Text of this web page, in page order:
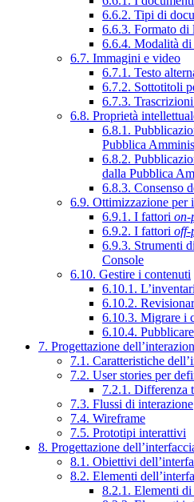
6.6.2. Tipi di
6.6.3. Formato di
6.6.4. Modalità di
6.7. Immagini e video
6.7.1. Testo
6.7.2. Sottotitoli
6.7.3.
6.8. Proprietà
6.8.1.
Pubblica
6.8.2.
dalla Pubblica
6.8.3. Consenso
6.9. Ottimizzazione per
6.9.1. I fattori on-
6.9.2. I fattori off-
6.9.3. Strumenti
Console
6.10. Gestire i contenuti
6.10.1.
6.10.2.
6.10.3. Migrare i
6.10.4.
7. Progettazione
7.1. Caratteristiche
7.2. User stories per
7.2.1. Differenza
7.3. Flussi di interazione
7.4. Wireframe
7.5. Prototipi interattivi
8. Progettazione
8.1. Obiettivi
8.2. Elementi
8.2.1. Elementi